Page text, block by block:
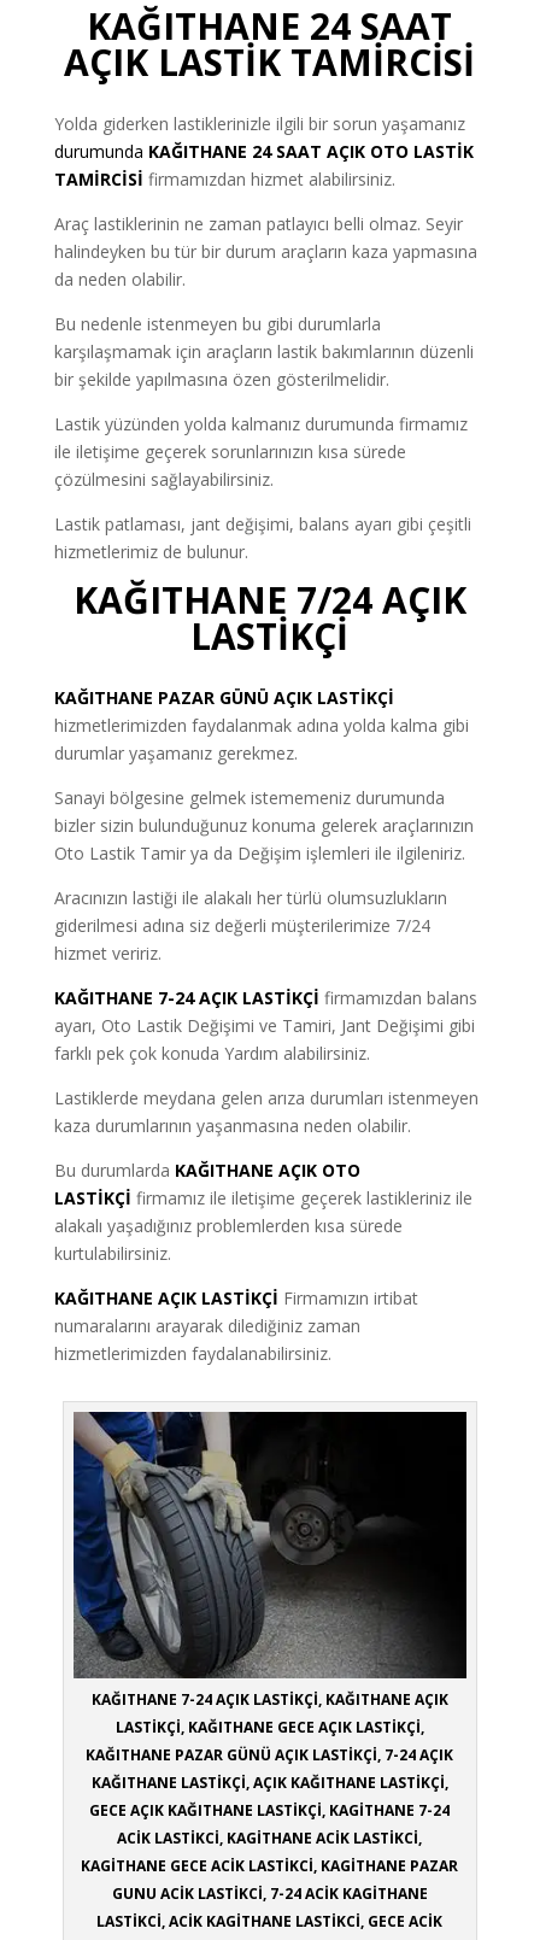
KAĞITHANE 24 SAAT
AÇIK LASTİK TAMİRCİSİ
Yolda giderken lastiklerinizle ilgili bir sorun yaşamanız
durumunda KAĞITHANE 24 SAAT AÇIK OTO LASTİK
TAMİRCİSİ firmamızdan hizmet alabilirsiniz.
Araç lastiklerinin ne zaman patlayıcı belli olmaz. Seyir
halindeyken bu tür bir durum araçların kaza yapmasına
da neden olabilir.
Bu nedenle istenmeyen bu gibi durumlarla
karşılaşmamak için araçların lastik bakımlarının düzenli
bir şekilde yapılmasına özen gösterilmelidir.
Lastik yüzünden yolda kalmanız durumunda firmamız
ile iletişime geçerek sorunlarınızın kısa sürede
çözülmesini sağlayabilirsiniz.
Lastik patlaması, jant değişimi, balans ayarı gibi çeşitli
hizmetlerimiz de bulunur.
KAĞITHANE 7/24 AÇIK
LASTİKÇİ
KAĞITHANE PAZAR GÜNÜ AÇIK LASTİKÇİ
hizmetlerimizden faydalanmak adına yolda kalma gibi
durumlar yaşamanız gerekmez.
Sanayi bölgesine gelmek istememeniz durumunda
bizler sizin bulunduğunuz konuma gelerek araçlarınızın
Oto Lastik Tamir ya da Değişim işlemleri ile ilgileniriz.
Aracınızın lastiği ile alakalı her türlü olumsuzlukların
giderilmesi adına siz değerli müşterilerimize 7/24
hizmet veririz.
KAĞITHANE 7-24 AÇIK LASTİKÇİ firmamızdan balans
ayarı, Oto Lastik Değişimi ve Tamiri, Jant Değişimi gibi
farklı pek çok konuda Yardım alabilirsiniz.
Lastiklerde meydana gelen arıza durumları istenmeyen
kaza durumlarının yaşanmasına neden olabilir.
Bu durumlarda KAĞITHANE AÇIK OTO
LASTİKÇİ firmamız ile iletişime geçerek lastikleriniz ile
alakalı yaşadığınız problemlerden kısa sürede
kurtulabilirsiniz.
KAĞITHANE AÇIK LASTİKÇİ Firmamızın irtibat
numaralarını arayarak dilediğiniz zaman
hizmetlerimizden faydalanabilirsiniz.
KAĞITHANE 7-24 AÇIK LASTİKÇİ, KAĞITHANE AÇIK
LASTİKÇİ, KAĞITHANE GECE AÇIK LASTİKÇİ,
KAĞITHANE PAZAR GÜNÜ AÇIK LASTİKÇİ, 7-24 AÇIK
KAĞITHANE LASTİKÇİ, AÇIK KAĞITHANE LASTİKÇİ,
GECE AÇIK KAĞITHANE LASTİKÇİ, KAGİTHANE 7-24
ACİK LASTİKCİ, KAGİTHANE ACİK LASTİKCİ,
KAGİTHANE GECE ACİK LASTİKCİ, KAGİTHANE PAZAR
GUNU ACİK LASTİKCİ, 7-24 ACİK KAGİTHANE
LASTİKCİ, ACİK KAGİTHANE LASTİKCİ, GECE ACİK